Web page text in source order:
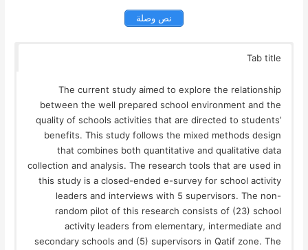
نص وصلة
Tab title
The current study aimed to explore the relationship
between the well prepared school environment and the
quality of schools activities that are directed to students’
benefits. This study follows the mixed methods design
that combines both quantitative and qualitative data
collection and analysis. The research tools that are used in
this study is a closed-ended e-survey for school activity
leaders and interviews with 5 supervisors. The non-
random pilot of this research consists of (23) school
activity leaders from elementary, intermediate and
secondary schools and (5) supervisors in Qatif zone. The